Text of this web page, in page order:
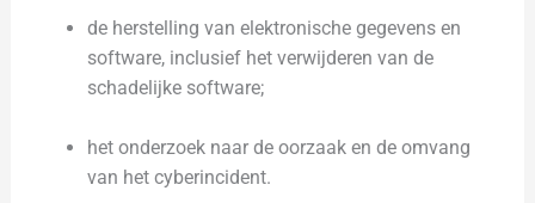
de herstelling van elektronische gegevens en
software, inclusief het verwijderen van de
schadelijke software;
het onderzoek naar de oorzaak en de omvang
van het cyberincident.